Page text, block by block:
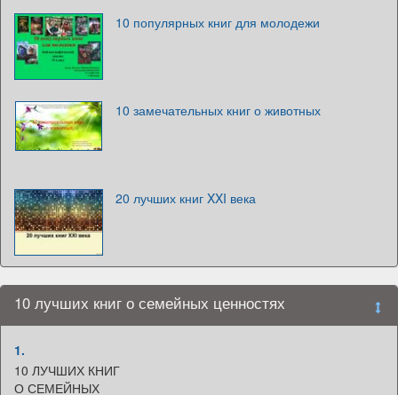
10 популярных книг для молодежи
10 замечательных книг о животных
20 лучших книг XXI века
10 лучших книг о семейных ценностях
1.
10 ЛУЧШИХ КНИГ
О СЕМЕЙНЫХ